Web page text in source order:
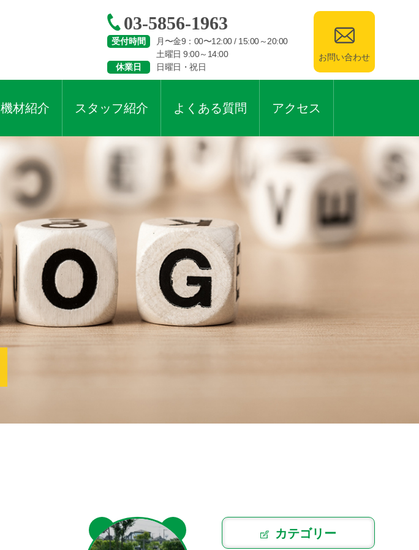
03-5856-1963
受付時間
月〜金9：00〜12:00 / 15:00～20:00
土曜日 9:00～14:00
休業日
日曜日・祝日
お問い合わせ
機材紹介 スタッフ紹介 よくある質問 アクセス
カテゴリー